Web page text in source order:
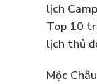
lịch
Top 10
lịch thủ
Mộc